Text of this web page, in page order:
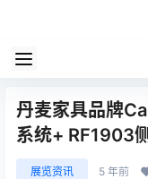
丹麦家具品牌
系统+ RF1903
展览资讯 5 年前